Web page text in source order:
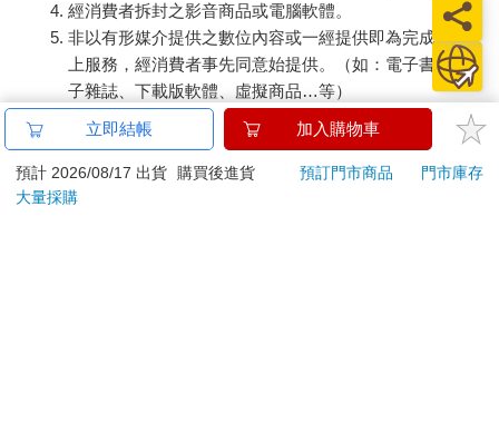
經消費者拆封之影音商品或電腦軟體。
非以有形媒介提供之數位內容或一經提供即為完成之線
上服務，經消費者事先同意始提供。（如：電子書、電
子雜誌、下載版軟體、虛擬商品…等）
已拆封之個人衛生用品。（如：內衣褲、刮鬍刀、除毛
若非上列種類商品，均享有到貨7天的猶豫期（含例假
日）。
立即結帳 加入購物車
預計 2026/08/17 出貨 購買後進貨 預訂門市商品
門市庫存
大量採購